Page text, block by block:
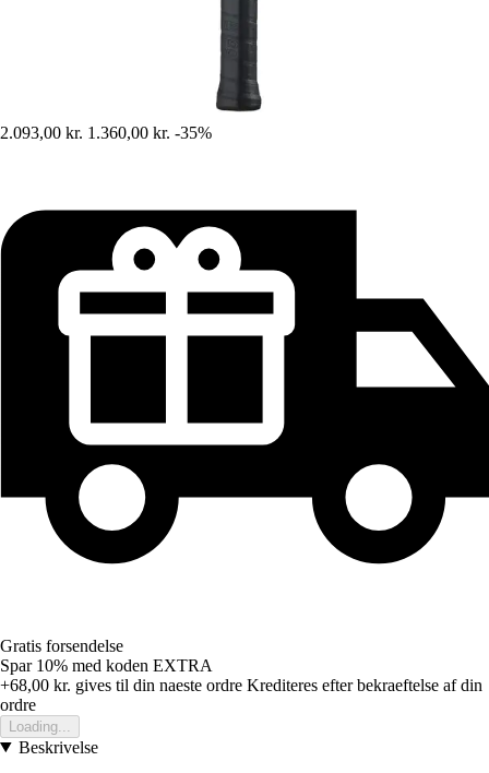
2.093,00 kr. 1.360,00 kr. -35%
Gratis forsendelse
Spar 10% med koden EXTRA
+68,00 kr. gives til din naeste ordre Krediteres efter bekraeftelse af din
ordre
Loading...
Beskrivelse